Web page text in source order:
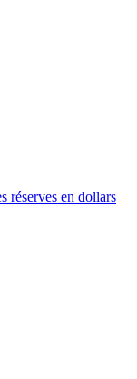
réserves en dollars